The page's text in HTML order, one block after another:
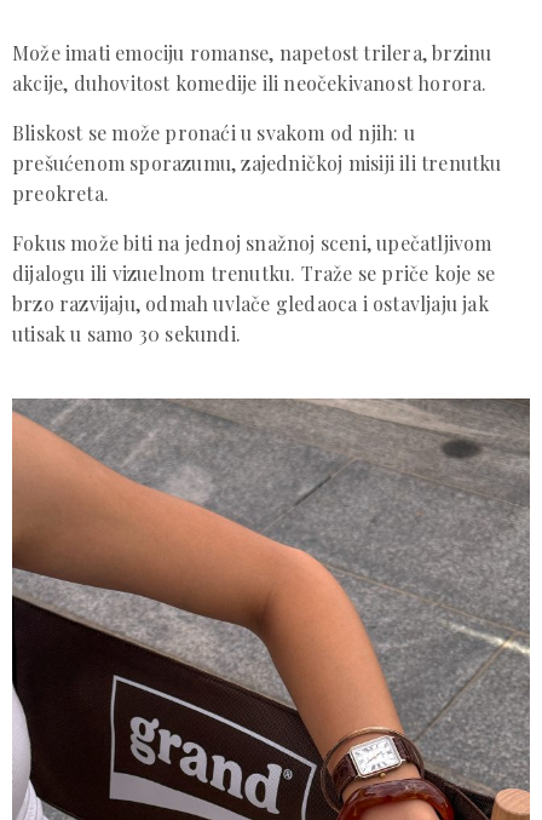
Može imati emociju romanse, napetost trilera, brzinu
akcije, duhovitost komedije ili neočekivanost horora.
Bliskost se može pronaći u svakom od njih: u
prešućenom sporazumu, zajedničkoj misiji ili trenutku
preokreta.
Fokus može biti na jednoj snažnoj sceni, upečatljivom
dijalogu ili vizuelnom trenutku. Traže se priče koje se
brzo razvijaju, odmah uvlače gledaoca i ostavljaju jak
utisak u samo 30 sekundi.